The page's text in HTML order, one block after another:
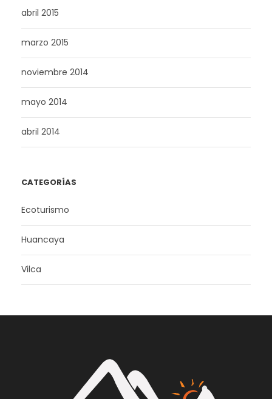
abril 2015
marzo 2015
noviembre 2014
mayo 2014
abril 2014
CATEGORÍAS
Ecoturismo
Huancaya
Vilca